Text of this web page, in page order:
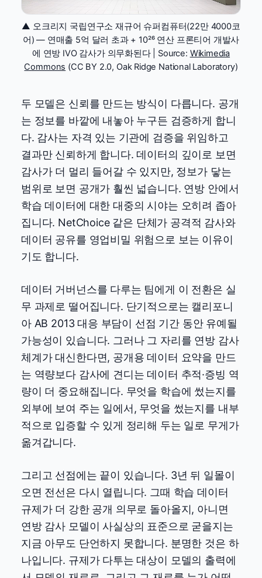
▲ 오크리지 국립연구소 재규어 슈퍼컴퓨터(22만 4000코
어) — 연매출 5억 달러 초과 + 10²⁶ 연산 프론티어 개발사
에 연방 IVO 감사가 의무화된다 | Source: Wikimedia
Commons (CC BY 2.0, Oak Ridge National Laboratory)
두 모델은 신뢰를 만드는 방식이 다릅니다. 공개
는 정보를 바깥에 내놓아 누구든 검증하게 합니
다. 감사는 자격 있는 기관에 검증을 위임하고
결과만 신뢰하게 합니다. 데이터의 깊이로 보면
감사가 더 멀리 들어갈 수 있지만, 정보가 닿는
범위로 보면 공개가 훨씬 넓습니다. 연방 안에서
학습 데이터에 대한 대중의 시야는 오히려 좁아
집니다. NetChoice 같은 단체가 공격적 감사와
데이터 공유를 영업비밀 위험으로 보는 이유이
기도 합니다.
데이터 거버넌스를 다루는 팀에게 이 전환은 실
무 과제로 떨어집니다. 단기적으로는 캘리포니
아 AB 2013 대응 부담이 선점 기간 동안 유예될
가능성이 있습니다. 그러나 그 자리를 연방 감사
체계가 대신한다면, 공개용 데이터 요약을 만드
는 역량보다 감사에 견디는 데이터 추적·증빙 역
량이 더 중요해집니다. 무엇을 학습에 썼는지를
외부에 보여 주는 일에서, 무엇을 썼는지를 내부
적으로 입증할 수 있게 정리해 두는 일로 무게가
옮겨갑니다.
그리고 선점에는 끝이 있습니다. 3년 뒤 일몰이
오면 전선은 다시 열립니다. 그때 학습 데이터
규제가 더 강한 공개 의무로 돌아올지, 아니면
연방 감사 모델이 사실상의 표준으로 굳을지는
지금 아무도 단언하지 못합니다. 분명한 것은 하
나입니다. 규제가 다투는 대상이 모델의 출력에